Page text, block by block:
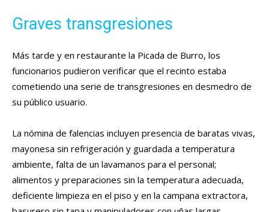
Graves transgresiones
Más tarde y en restaurante la Picada de Burro, los
funcionarios pudieron verificar que el recinto estaba
cometiendo una serie de transgresiones en desmedro de
su público usuario.
La nómina de falencias incluyen presencia de baratas vivas,
mayonesa sin refrigeración y guardada a temperatura
ambiente, falta de un lavamanos para el personal;
alimentos y preparaciones sin la temperatura adecuada,
deficiente limpieza en el piso y en la campana extractora,